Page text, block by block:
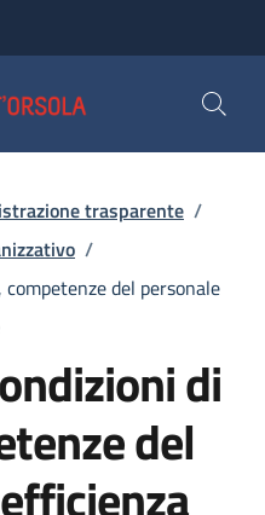
trasparente /
/
del personale
di
del